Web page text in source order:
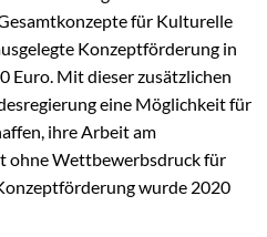
für Kulturelle
Konzeptförderung in
Euro. Mit dieser zusätzlichen
eine Möglichkeit für
ihre Arbeit am
ohne Wettbewerbsdruck für
wurde 2020